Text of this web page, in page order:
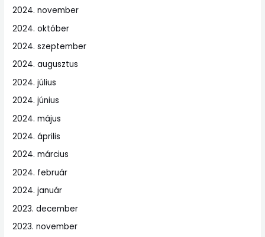
2024. november
2024. október
2024. szeptember
2024. augusztus
2024. július
2024. június
2024. május
2024. április
2024. március
2024. február
2024. január
2023. december
2023. november